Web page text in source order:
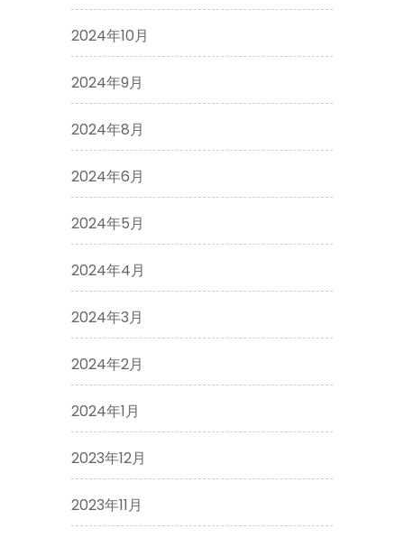
2024年10月
2024年9月
2024年8月
2024年6月
2024年5月
2024年4月
2024年3月
2024年2月
2024年1月
2023年12月
2023年11月